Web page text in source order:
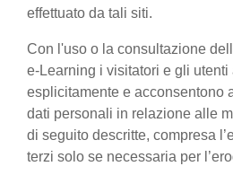
effettuato da tali siti.
Con l'uso o la consultazione
e-Learning i visitatori e gli utenti
esplicitamente e acconsentono
dati personali in relazione alle
di seguito descritte, compresa
terzi solo se necessaria per